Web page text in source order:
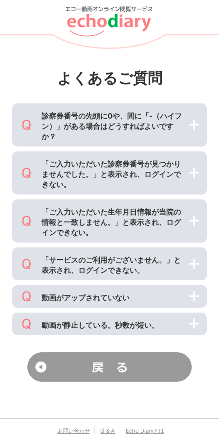
よくあるご質問
診察券番号の先頭に0や、間に「-（ハイフ
ン）」がある場合はどうすればよいです
か？
「ご入力いただいた診察券番号が見つかり
ませんでした。」と表示され、ログインで
きない。
「ご入力いただいた生年月日情報が当院の
情報と一致しません。」と表示され、ログ
インできない。
「サービスのご利用がございません。」と
表示され、ログインできない。
動画がアップされていない
動画が静止している。秒数が短い。
お問い合わせ Q & A
Echo Diaryとは